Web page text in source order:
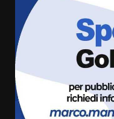
“I
7